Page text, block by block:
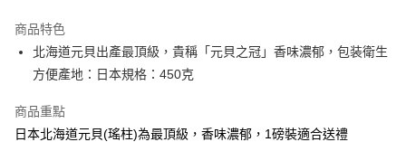
AlipayHK
PayMe
WeChat Pay
商品特色
北海道元貝出產最頂級，貴稱「元貝之冠」香味濃郁，包装衛生
方便產地：日本規格：450克
商品重點
日本北海道元貝(瑤柱)為最頂級，香味濃郁，1磅裝適合送禮